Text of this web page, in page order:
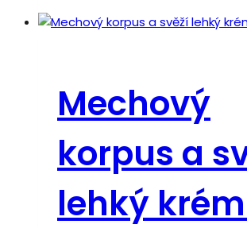
Mechový
korpus a
lehký